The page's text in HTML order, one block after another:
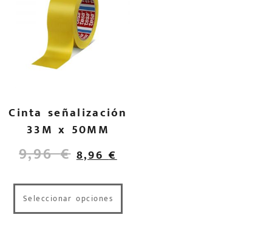
Cinta señalización
33M x 50MM
9,96€ 8,96€
Seleccionar opciones